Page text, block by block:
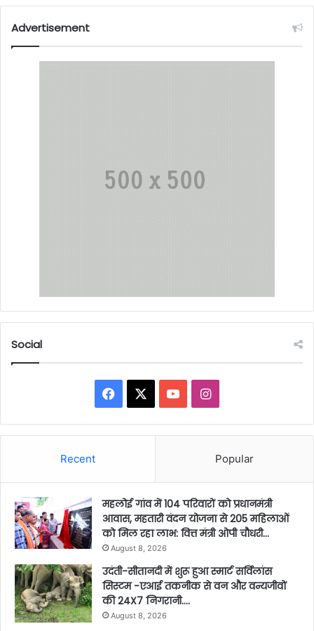
Advertisement
Social
Facebook YouTubeInstagram
Recent Popular
महलोई गांव में 104 परिवारों को प्रधानमंत्री
आवास, महतारी वंदन योजना से 205 महिलाओं
को मिल रहा लाभ: वित्त मंत्री ओपी चौधरी…
August 8, 2026
उदंती-सीतानदी में शुरू हुआ स्मार्ट सर्विलांस
सिस्टम -एआई तकनीक से वन और वन्यजीवों
की 24X7 निगरानी….
August 8, 2026